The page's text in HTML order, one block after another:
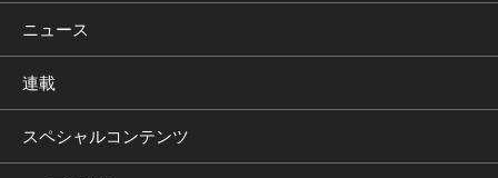
ニュース
連載
スペシャルコンテンツ